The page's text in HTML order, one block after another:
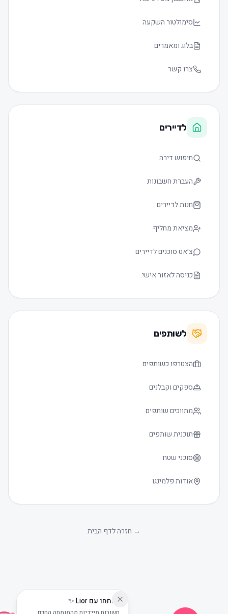
גודל טקסט
שוחחו עם Lior ✨
סימולטור השקעה
בלוג ומאמרים
צרו קשר
לדיירים
חיפוש דירה
העברת חשבונות
חנות לדיירים
מציאת מחליף
צ׳אט סוכנים לדיירים
כניסה לאזור אישי
לשותפים
הצטרפו כשותפים
ספקים וקבלנים
מתווכים שותפים
תוכנית שותפים
סוכני שטח
אודות פלמינגו
חזרה לדף הבית